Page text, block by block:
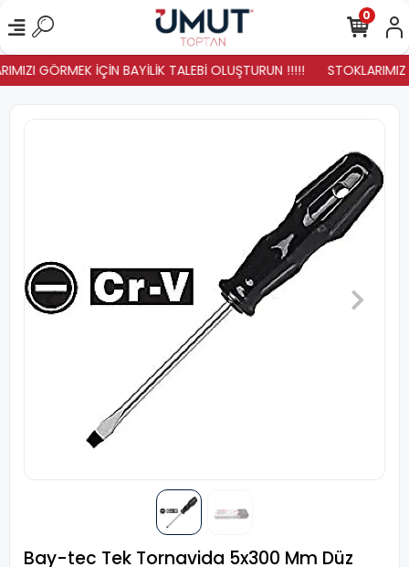
GÖRMEK İÇİN BAYİLİK TALEBİ OLUŞTURUN !!!!! STOKLARIMIZ
0
Bay-tec Tek Tornavida 5x300 Mm Düz